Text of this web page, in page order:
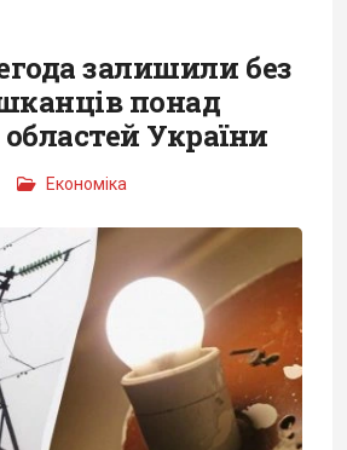
залишили без
понад
України
Економіка